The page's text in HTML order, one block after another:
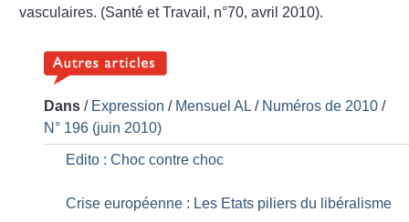
vasculaires. (Santé et Travail, n°70, avril 2010).
Dans / Expression / Mensuel AL / Numéros de 2010 /
N° 196 (juin 2010)
Edito : Choc contre choc
Crise européenne : Les Etats piliers du libéralisme